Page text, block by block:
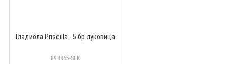
Гладиола Priscilla - 5 бр луковицa
894865-SEK